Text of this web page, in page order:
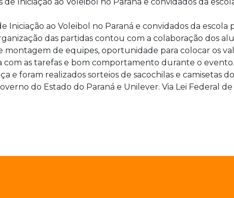
Iniciação ao Voleibol no Paraná e convidados da
das partidas contou com a colaboração dos
de equipes, oportunidade para colocar os
as tarefas e bom comportamento durante o
e foram realizados sorteios de sacochilas e camisetas
do Estado do Paraná e Unilever. Via Lei Federal